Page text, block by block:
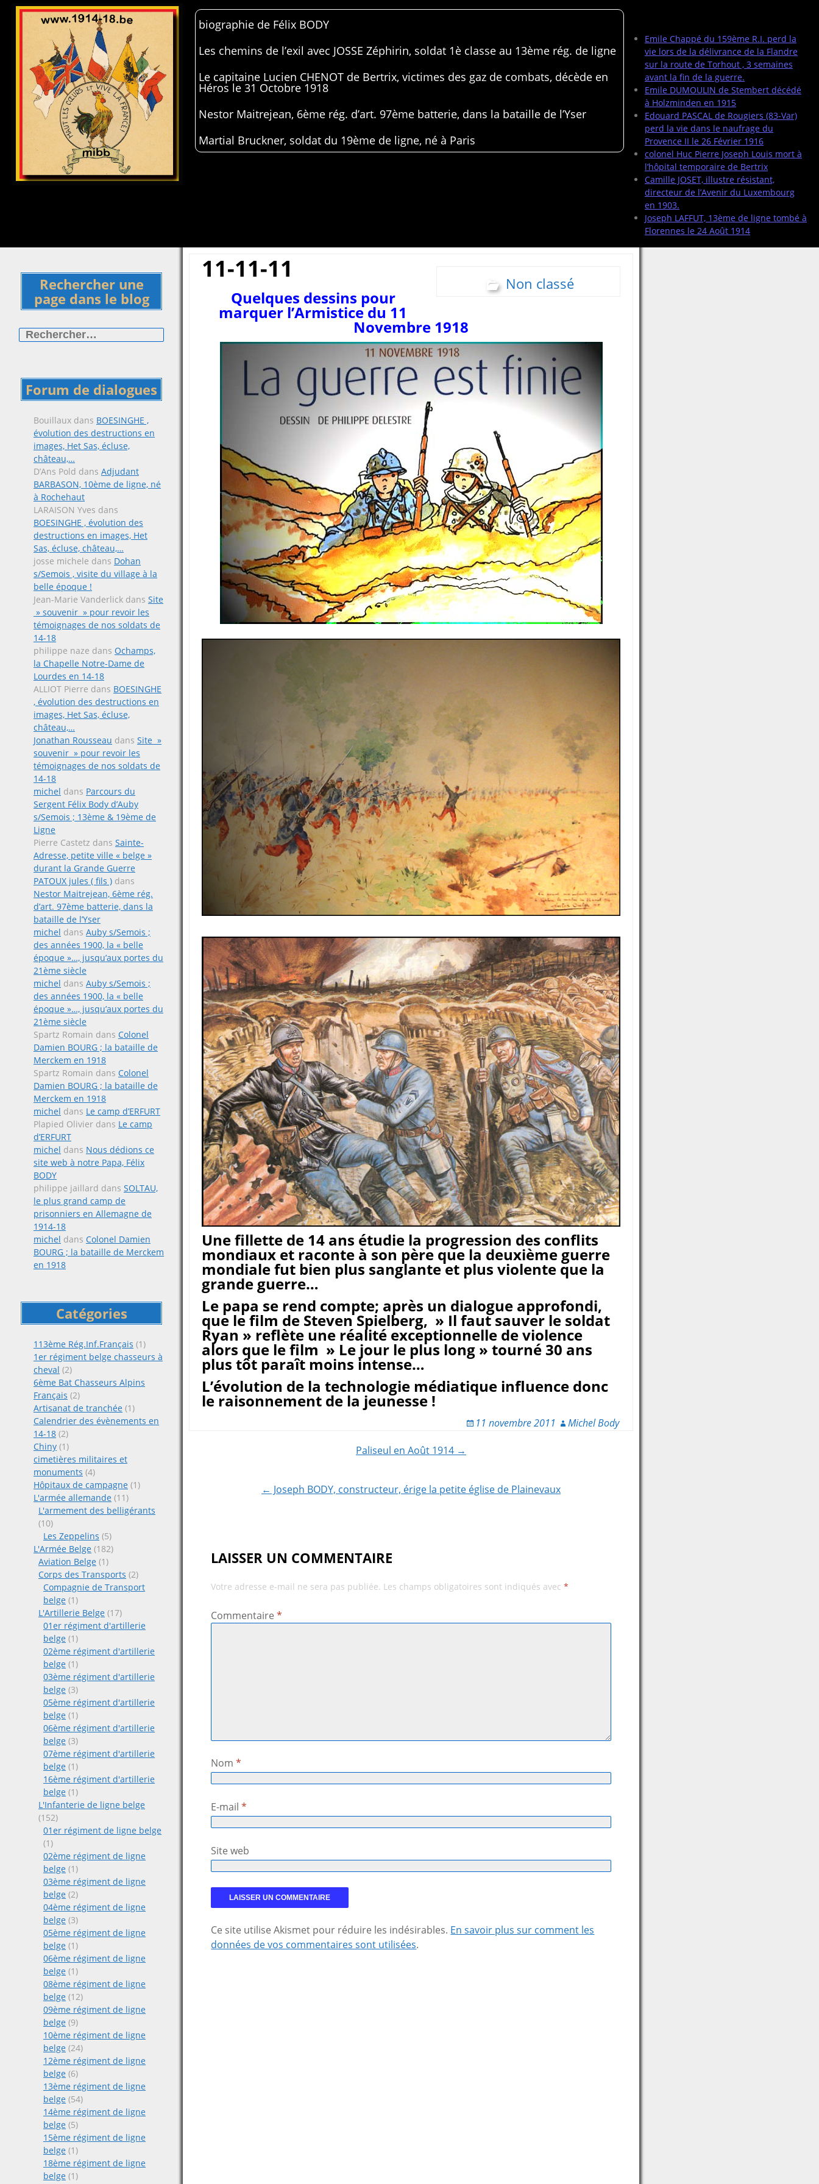
Emile Chappé du 159ème R.I. perd la
vie lors de la délivrance de la Flandre
sur la route de Torhout , 3 semaines
avant la fin de la guerre.
Emile DUMOULIN de Stembert décédé
à Holzminden en 1915
Edouard PASCAL de Rougiers (83-Var)
perd la vie dans le naufrage du
Provence II le 26 Février 1916
colonel Huc Pierre Joseph Louis mort à
l’hôpital temporaire de Bertrix
Camille JOSET, illustre résistant,
directeur de l’Avenir du Luxembourg
en 1903.
Joseph LAFFUT, 13ème de ligne tombé à
Florennes le 24 Août 1914
biographie de Félix BODY
Les chemins de l’exil avec JOSSE Zéphirin, soldat 1è classe au 13ème rég. de ligne
Le capitaine Lucien CHENOT de Bertrix, victimes des gaz de combats, décède en
Héros le 31 Octobre 1918
Nestor Maitrejean, 6ème rég. d’art. 97ème batterie, dans la bataille de l’Yser
Martial Bruckner, soldat du 19ème de ligne, né à Paris
Rechercher une
page dans le blog
Forum de dialogues
Bouillaux dans BOESINGHE ,
évolution des destructions en
images, Het Sas, écluse,
château,…
D’Ans Pold dans Adjudant
BARBASON, 10ème de ligne, né
à Rochehaut
LARAISON Yves dans
BOESINGHE , évolution des
destructions en images, Het
Sas, écluse, château,…
josse michele dans Dohan
s/Semois , visite du village à la
belle époque !
Jean-Marie Vanderlick dans Site
» souvenir » pour revoir les
témoignages de nos soldats de
14-18
philippe naze dans Ochamps,
la Chapelle Notre-Dame de
Lourdes en 14-18
ALLIOT Pierre dans BOESINGHE
, évolution des destructions en
images, Het Sas, écluse,
château,…
Jonathan Rousseau dans Site »
souvenir » pour revoir les
témoignages de nos soldats de
14-18
michel dans Parcours du
Sergent Félix Body d’Auby
s/Semois ; 13ème & 19ème de
Ligne
Pierre Castetz dans Sainte-
Adresse, petite ville « belge »
durant la Grande Guerre
PATOUX jules ( fils ) dans
Nestor Maitrejean, 6ème rég.
d’art. 97ème batterie, dans la
bataille de l’Yser
michel dans Auby s/Semois ;
des années 1900, la « belle
époque »…, jusqu’aux portes du
21ème siècle
michel dans Auby s/Semois ;
des années 1900, la « belle
époque »…, jusqu’aux portes du
21ème siècle
Spartz Romain dans Colonel
Damien BOURG ; la bataille de
Merckem en 1918
Spartz Romain dans Colonel
Damien BOURG ; la bataille de
Merckem en 1918
michel dans Le camp d’ERFURT
Plapied Olivier dans Le camp
d’ERFURT
michel dans Nous dédions ce
site web à notre Papa, Félix
BODY
philippe jaillard dans SOLTAU,
le plus grand camp de
prisonniers en Allemagne de
1914-18
michel dans Colonel Damien
BOURG ; la bataille de Merckem
en 1918
Catégories
113ème Rég.Inf.Français (1)
1er régiment belge chasseurs à
cheval (2)
6ème Bat Chasseurs Alpins
Français (2)
Artisanat de tranchée (1)
Calendrier des évènements en
14-18 (2)
Chiny (1)
cimetières militaires et
monuments (4)
Hôpitaux de campagne (1)
L'armée allemande (11)
L'armement des belligérants
(10)
Les Zeppelins (5)
L'Armée Belge (182)
Aviation Belge (1)
Corps des Transports (2)
Compagnie de Transport
belge (1)
L'Artillerie Belge (17)
01er régiment d'artillerie
belge (1)
02ème régiment d'artillerie
belge (1)
03ème régiment d'artillerie
belge (3)
05ème régiment d'artillerie
belge (1)
06ème régiment d'artillerie
belge (3)
07ème régiment d'artillerie
belge (1)
16ème régiment d'artillerie
belge (1)
L'Infanterie de ligne belge
(152)
01er régiment de ligne belge
(1)
02ème régiment de ligne
belge (1)
03ème régiment de ligne
belge (2)
04ème régiment de ligne
belge (3)
05ème régiment de ligne
belge (1)
06ème régiment de ligne
belge (1)
08ème régiment de ligne
belge (12)
09ème régiment de ligne
belge (9)
10ème régiment de ligne
belge (24)
12ème régiment de ligne
belge (6)
13ème régiment de ligne
belge (54)
14ème régiment de ligne
belge (5)
15ème régiment de ligne
belge (1)
18ème régiment de ligne
belge (1)
Non classé
11-11-11
Quelques dessins pour
marquer l’Armistice du 11
Novembre 1918
Une fillette de 14 ans étudie la progression des conflits
mondiaux et raconte à son père que la deuxième guerre
mondiale fut bien plus sanglante et plus violente que la
grande guerre…
Le papa se rend compte; après un dialogue approfondi,
que le film de Steven Spielberg, » Il faut sauver le soldat
Ryan » reflète une réalité exceptionnelle de violence
alors que le film » Le jour le plus long » tourné 30 ans
plus tôt paraît moins intense…
L’évolution de la technologie médiatique influence donc
le raisonnement de la jeunesse !
11 novembre 2011 Michel Body
navigation
Paliseul en Août 1914 →
← Joseph BODY, constructeur, érige la petite église de Plainevaux
LAISSER UN COMMENTAIRE
Votre adresse e-mail ne sera pas publiée. Les champs obligatoires sont indiqués avec*
Commentaire*
Nom*
E-mail*
Site web
Ce site utilise Akismet pour réduire les indésirables. En savoir plus sur comment les
données de vos commentaires sont utilisées.